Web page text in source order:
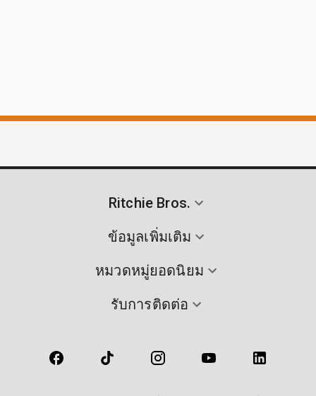
Ritchie Bros.
ข้อมูลเพิ่มเติม
หมวดหมู่ยอดนิยม
รับการติดต่อ